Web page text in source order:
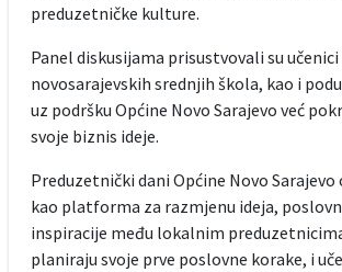
preduzetničke kulture.
Panel diskusijama prisustvovali su učenici
novosarajevskih srednjih škola, kao i
uz podršku Općine Novo Sarajevo već
svoje biznis ideje.
Preduzetnički dani Općine Novo Sarajevo
kao platforma za razmjenu ideja,
inspiracije među lokalnim
planiraju svoje prve poslovne korake, i